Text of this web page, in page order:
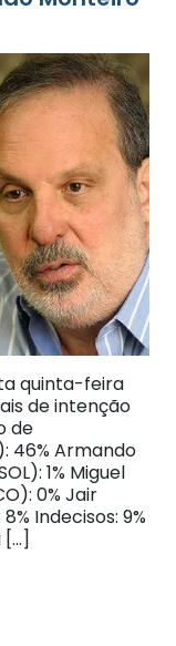
quinta-feira
de intenção
de
46% Armando
1% Miguel
0% Jair
Indecisos: 9%
[…]